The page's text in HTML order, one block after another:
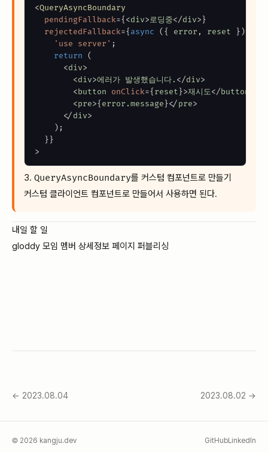
<QueryAsyncBoundary
pendingFallback={ <div>로딩중</div> }
rejectedFallback={ async ( { error , reset } )
'use server' ;
return
(
<div>
<div>에러가 발생했습니다. </div>
<button onClick={ reset }>재시도</button
<pre>{ error .message }</pre>
</div>
) ;
} }
>
3. QueryAsyncBoundary를 커스텀 컴포넌트로 만들기
커스텀 클라이언트 컴포넌트로 만들어서 사용하면 된다.
내일 할 일
gloddy 모임 멤버 상세정보 페이지 퍼블리싱
← 2023.08.04 2023.08.02 →
© 2026 kangju.dev GitHubLinkedIn